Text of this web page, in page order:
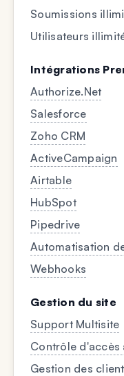
Soumissions
Utilisateurs
Intégrations
Authorize.Net
Salesforce
Zoho CRM
ActiveCampaign
Airtable
HubSpot
Pipedrive
Automatisation
Webhooks
Gestion du site
Support Multisite
Contrôle d'accès
Gestion des